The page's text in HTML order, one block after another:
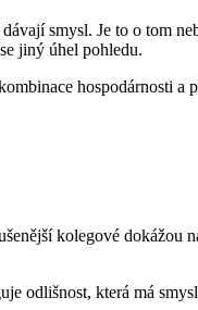
smysl. Je to o tom
jiný úhel pohledu.
hospodárnosti a
kolegové dokážou
odlišnost, která má